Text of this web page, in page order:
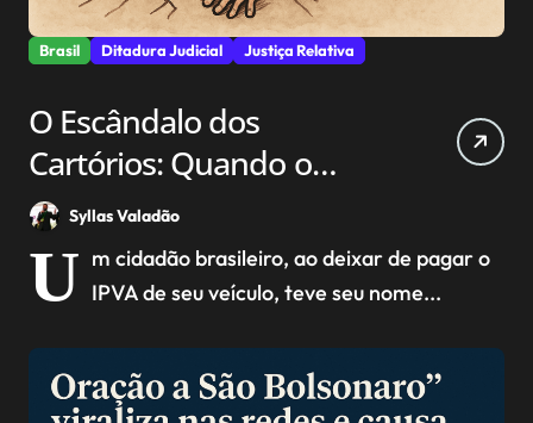
Brasil Ditadura Judicial Justiça Relativa
O Escândalo dos
Cartórios: Quando o
Cidadão é Extorquido pelo
Sistema
Syllas Valadão
U m cidadão brasileiro, ao deixar de pagar o
IPVA de seu veículo, teve seu nome...